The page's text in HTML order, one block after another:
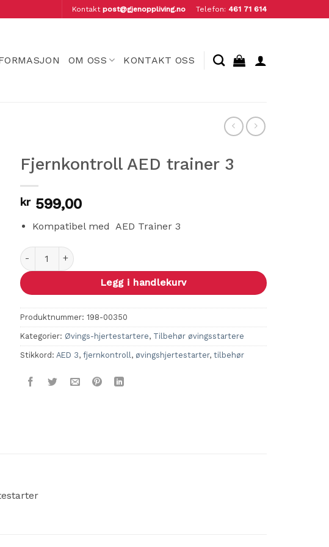
Kontaktpost@gjenoppliving.no Telefon: 461 71 614
OM OSS KONTAKT OSS
Fjernkontroll AED trainer 3
kr599,00
Kompatibel med AED Trainer 3
Fjernkontroll AED trainer 3 antall
Legg i handlekurv
Produktnummer: 198-00350
Kategorier: Øvings-hjertestartere, Tilbehør øvingsstartere
Stikkord: AED 3, fjernkontroll , øvingshjertestarter, tilbehør